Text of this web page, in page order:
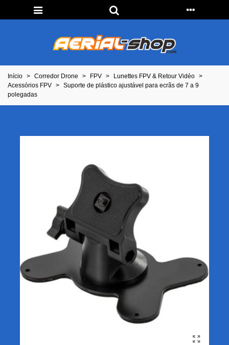
Início > Corredor Drone > FPV > Lunettes FPV & Retour Vidéo >
Acessórios FPV > Suporte de plástico ajustável para ecrãs de 7 a 9
polegadas